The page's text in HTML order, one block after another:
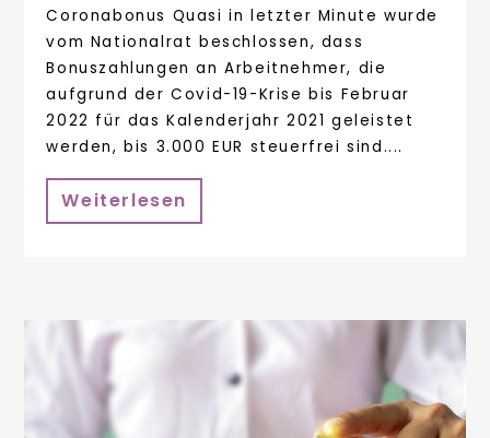
Coronabonus Quasi in letzter Minute wurde
vom Nationalrat beschlossen, dass
Bonuszahlungen an Arbeitnehmer, die
aufgrund der Covid-19-Krise bis Februar
2022 für das Kalenderjahr 2021 geleistet
werden, bis 3.000 EUR steuerfrei sind....
Weiterlesen